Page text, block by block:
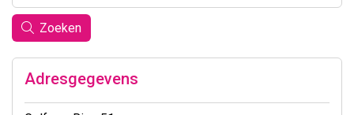
Zoeken
Adresgegevens